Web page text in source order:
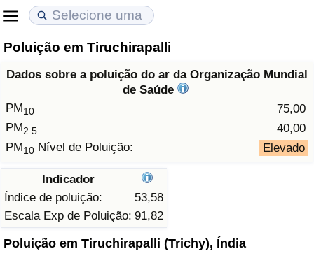
Poluição em Tiruchirapalli
Dados sobre a poluição do ar da Organização Mundial
de Saúde
PM10
75,00
PM2.5
40,00
PM10 Nível de Poluição: Elevado
Indicador
Índice de poluição:
53,58
Escala Exp de Poluição: 91,82
Poluição em Tiruchirapalli (Trichy), Índia
Custo de Vida
Indicador de Custo de Vida (Atual)
Indicador de Custo de Vida
em Aqaba
Preços de Imóveis
Indicador de Preços de Imóveis (Atual)
Indicador de Preços de Imóveis
Qualidade de Vida
Indicador de Qualidade de Vida
Indicador de Qualidade de Vida (Atual)
Crime
Taxa do Indicador de Crime (Atual)